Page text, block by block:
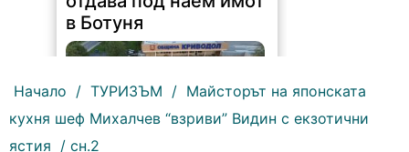
в Ботуня
Начало / ТУРИЗЪМ / Майсторът на японската
кухня шеф Михалчев “взриви” Видин с екзотични
ястия / сн.2